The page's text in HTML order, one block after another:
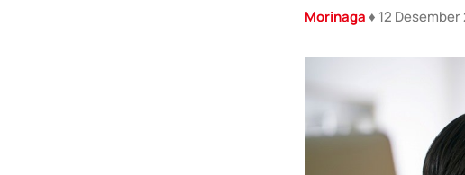
Morinaga♦ 12